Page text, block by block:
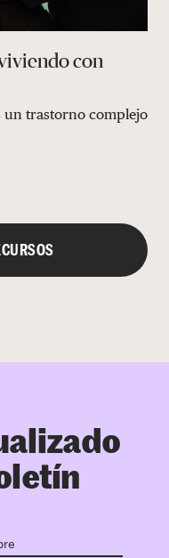
con
un trastorno complejo